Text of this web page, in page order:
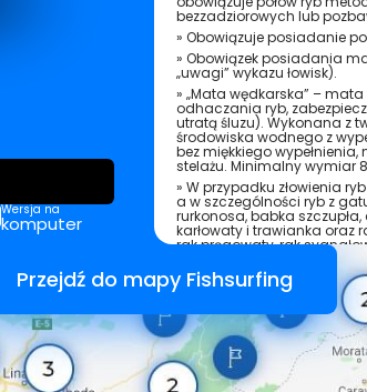
Wersja na
komputer
bezzadziorowych lub
» Obowiązuje posiadanie
» Obowiązek posiadania
„uwagi” wykazu łowisk).
» „Mata wędkarska” –
odhaczania ryb,
utratą śluzu). Wykonana z
środowiska wodnego z
bez miękkiego
stelażu. Minimalny wymiar
» W przypadku złowienia
a w szczególności ryb z
rurkonosa, babka
karłowaty i trawianka oraz
rak pręgowaty, rak
i nie można ich wpuszczać
do innych wód."
GPS50.655831; 17.837765
Zezwolenia online
Regulamin okręgu PZW w
Przejdź do mapy Fishsurfing